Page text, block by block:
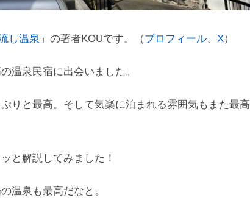
し温泉 」の著者KOUです。（プロフィール、 X）
温泉民宿に出会いました。
りと最高。そして気楽に泊まれる雰囲気もまた最高
と解説してみました！
温泉も最高だなと。